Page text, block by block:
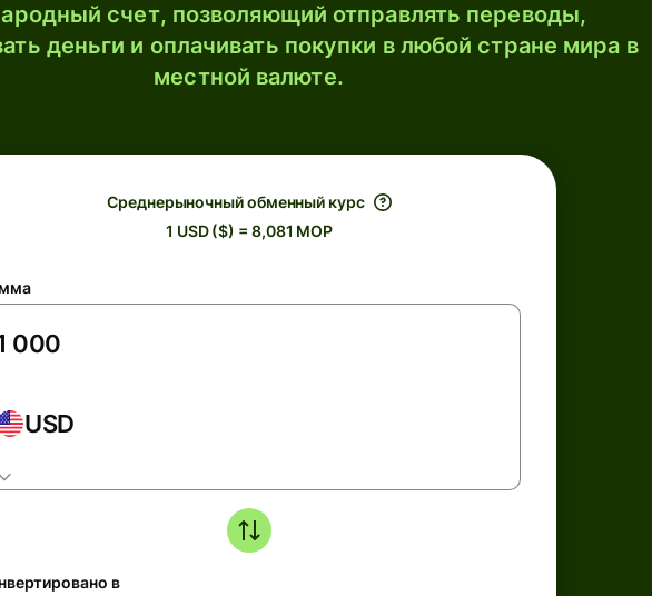
счет, позволяющий отправлять переводы,
деньги и оплачивать покупки в любой стране мира в
местной валюте.
Среднерыночный обменный курс
1 USD ($) = 8,081 MOP
USD
в